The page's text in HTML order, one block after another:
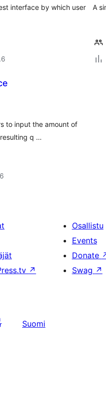
interface by which user
A
to input the amount of
q …
↗
Osallistu
Events
Donate
Swag ↗
Suomi